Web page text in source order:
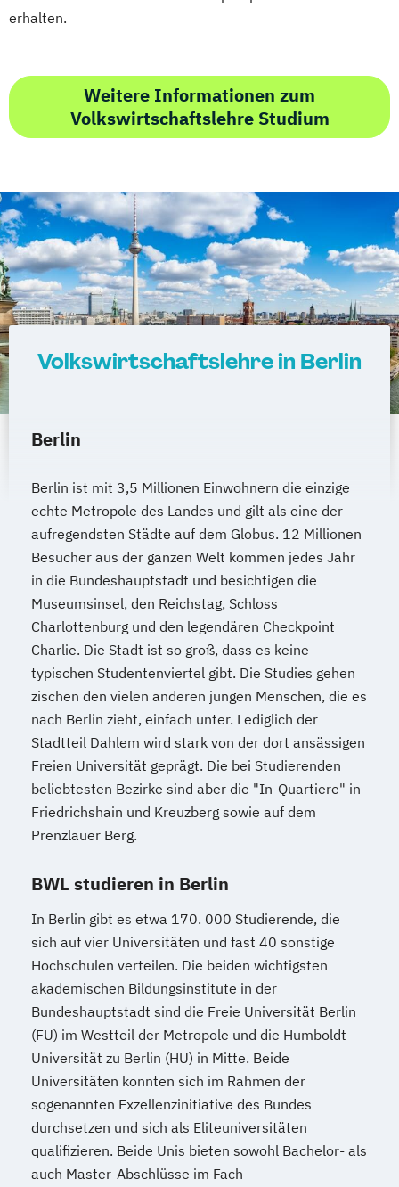
erhalten.
Weitere Informationen zum
Volkswirtschaftslehre Studium
Volkswirtschaftslehre in Berlin
Berlin
Berlin ist mit 3,5 Millionen Einwohnern die einzige
echte Metropole des Landes und gilt als eine der
aufregendsten Städte auf dem Globus. 12 Millionen
Besucher aus der ganzen Welt kommen jedes Jahr
in die Bundeshauptstadt und besichtigen die
Museumsinsel, den Reichstag, Schloss
Charlottenburg und den legendären Checkpoint
Charlie. Die Stadt ist so groß, dass es keine
typischen Studentenviertel gibt. Die Studies gehen
zischen den vielen anderen jungen Menschen, die es
nach Berlin zieht, einfach unter. Lediglich der
Stadtteil Dahlem wird stark von der dort ansässigen
Freien Universität geprägt. Die bei Studierenden
beliebtesten Bezirke sind aber die "In-Quartiere" in
Friedrichshain und Kreuzberg sowie auf dem
Prenzlauer Berg.
BWL studieren in Berlin
In Berlin gibt es etwa 170. 000 Studierende, die
sich auf vier Universitäten und fast 40 sonstige
Hochschulen verteilen. Die beiden wichtigsten
akademischen Bildungsinstitute in der
Bundeshauptstadt sind die Freie Universität Berlin
(FU) im Westteil der Metropole und die Humboldt-
Universität zu Berlin (HU) in Mitte. Beide
Universitäten konnten sich im Rahmen der
sogenannten Exzellenzinitiative des Bundes
durchsetzen und sich als Eliteuniversitäten
qualifizieren. Beide Unis bieten sowohl Bachelor- als
auch Master-Abschlüsse im Fach